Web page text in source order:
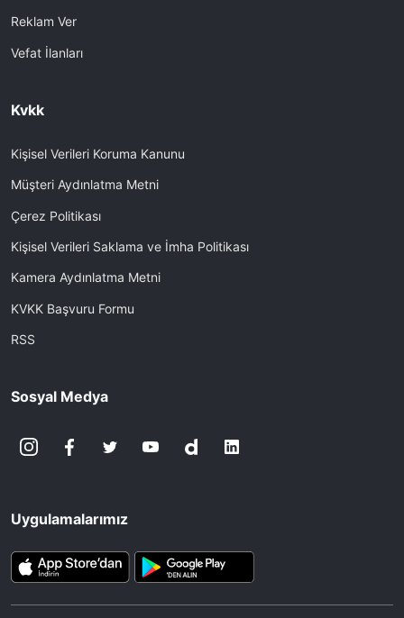
Reklam Ver
Vefat İlanları
Kvkk
Kişisel Verileri Koruma Kanunu
Müşteri Aydınlatma Metni
Çerez Politikası
Kişisel Verileri Saklama ve İmha Politikası
Kamera Aydınlatma Metni
KVKK Başvuru Formu
RSS
Sosyal Medya
Uygulamalarımız